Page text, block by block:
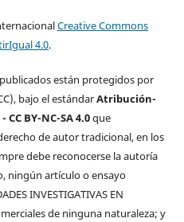
Creative Commons
4.0.
están protegidos por
bajo el estándarAtribución-
BY-NC-SA 4.0que
de autor tradicional, en los
debe reconocerse la autoría
ningún artículo o ensayo
INVESTIGATIVAS EN
de ninguna naturaleza; y